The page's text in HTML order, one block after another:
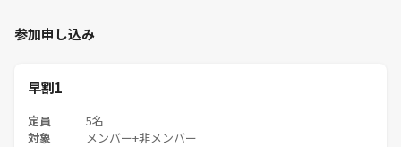
参加申し込み
早割1
定員 5名
対象 メンバー+非メンバー